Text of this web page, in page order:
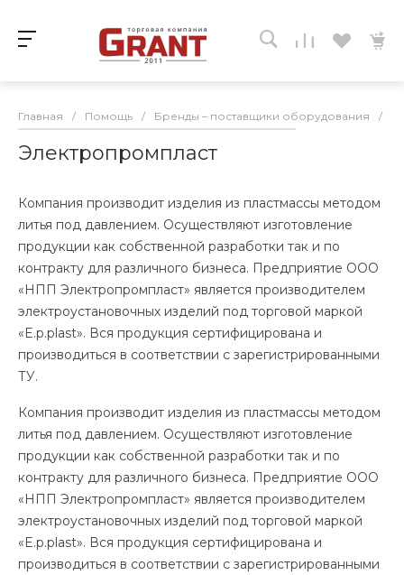
Главная / Помощь / Бренды – поставщики оборудования /
Электропромпласт
Компания производит изделия из пластмассы методом
литья под давлением. Осуществляют изготовление
продукции как собственной разработки так и по
контракту для различного бизнеса. Предприятие ООО
«НПП Электропромпласт» является производителем
электроустановочных изделий под торговой маркой
«E.p.plast». Вся продукция сертифицирована и
производиться в соответствии с зарегистрированными
ТУ.
Компания производит изделия из пластмассы методом
литья под давлением. Осуществляют изготовление
продукции как собственной разработки так и по
контракту для различного бизнеса. Предприятие ООО
«НПП Электропромпласт» является производителем
электроустановочных изделий под торговой маркой
«E.p.plast». Вся продукция сертифицирована и
производиться в соответствии с зарегистрированными